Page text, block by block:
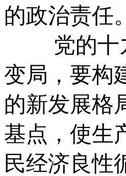
的政治责任。
党的十九
变局，要构
的新发展格
基点，使生
民经济良